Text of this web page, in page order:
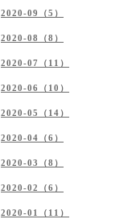
2020-09（5）
2020-08（8）
2020-07（11）
2020-06（10）
2020-05（14）
2020-04（6）
2020-03（8）
2020-02（6）
2020-01（11）